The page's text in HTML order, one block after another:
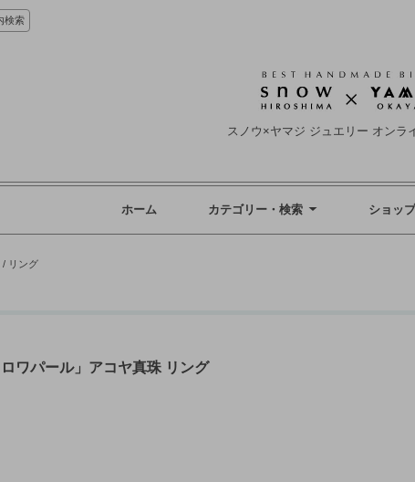
検索
スノウ×ヤマジ ジュエリー オンラ
ホーム カテゴリー・検索 ショッ
/ リング
ロワパール」アコヤ真珠 リング